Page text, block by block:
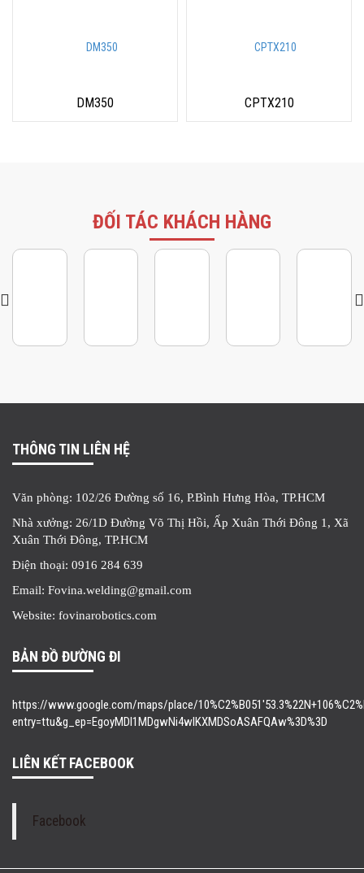
DM350 CPTX210
ĐỐI TÁC KHÁCH HÀNG
THÔNG TIN LIÊN HỆ
Văn phòng: 102/26 Đường số 16, P.Bình Hưng Hòa, TP.HCM
Nhà xưởng: 26/1D Đường Võ Thị Hồi, Ấp Xuân Thới Đông 1, Xã
Xuân Thới Đông, TP.HCM
Điện thoại: 0916 284 639
Email: Fovina.welding@gmail.com
Website: fovinarobotics.com
BẢN ĐỒ ĐƯỜNG ĐI
https://www.google.com/maps/place/
entry=ttu&g_ep=EgoyMDI1MDgwNi4wIKXMDSoASAFQAw%3D%3D
LIÊN KẾT FACEBOOK
Facebook